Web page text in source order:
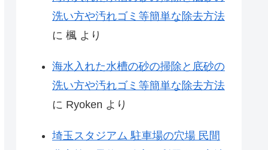
洗い方や汚れゴミ等簡単な除去方法
に 楓 より
海水入れた水槽の砂の掃除と底砂の
洗い方や汚れゴミ等簡単な除去方法
に Ryoken より
埼玉スタジアム 駐車場の穴場 民間